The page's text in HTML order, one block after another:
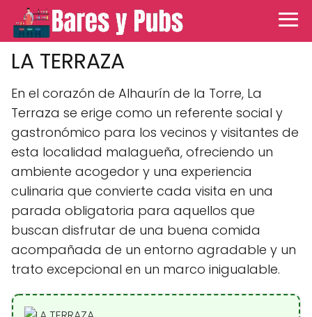
LA TERRAZA
En el corazón de Alhaurín de la Torre, La
Terraza se erige como un referente social y
gastronómico para los vecinos y visitantes de
esta localidad malagueña, ofreciendo un
ambiente acogedor y una experiencia
culinaria que convierte cada visita en una
parada obligatoria para aquellos que
buscan disfrutar de una buena comida
acompañada de un entorno agradable y un
trato excepcional en un marco inigualable.